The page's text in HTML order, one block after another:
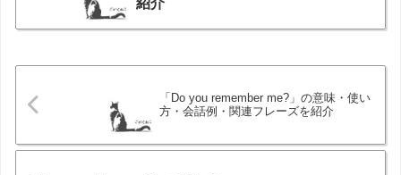
紹介
「Do you remember me?」の意味・使い
方・会話例・関連フレーズを紹介